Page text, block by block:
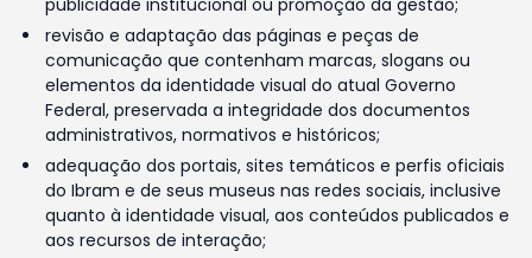
publicidade institucional ou promoção da gestão;
revisão e adaptação das páginas e peças de
comunicação que contenham marcas, slogans ou
elementos da identidade visual do atual Governo
Federal, preservada a integridade dos documentos
administrativos, normativos e históricos;
adequação dos portais, sites temáticos e perfis oficiais
do Ibram e de seus museus nas redes sociais, inclusive
quanto à identidade visual, aos conteúdos publicados e
aos recursos de interação;